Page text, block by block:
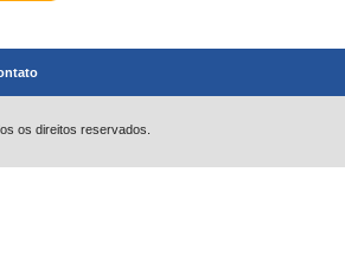
os direitos reservados.